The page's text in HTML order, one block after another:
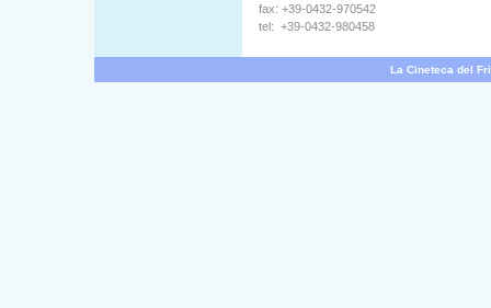
fax: +39-0432-970542
tel: +39-0432-980458
La Cineteca del